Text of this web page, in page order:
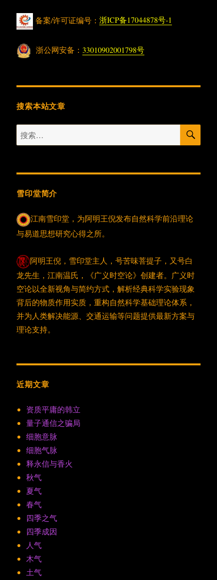
备案/许可证编号：浙ICP备17044878号-1
浙公网安备：33010902001798号
搜索本站文章
搜
索：
搜
雪印堂简介
江南雪印堂，为阿明王倪发布自然科学前沿理论
与易道思想研究心得之所。
阿明王倪，雪印堂主人，号苦味菩提子，又号白
龙先生，江南温氏，《广义时空论》创建者。广义时
空论以全新视角与简约方式，解析经典科学实验现象
背后的物质作用实质，重构自然科学基础理论体系，
并为人类解决能源、交通运输等问题提供最新方案与
理论支持。
近期文章
资质平庸的韩立
量子通信之骗局
细胞意脉
细胞气脉
释永信与香火
秋气
夏气
春气
四季之气
四季成因
人气
木气
土气